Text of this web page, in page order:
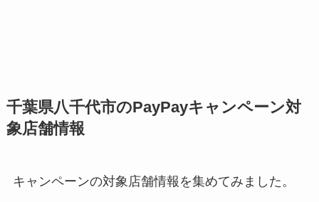
千葉県八千代市のPayPayキャンペーン対
象店舗情報
キャンペーンの対象店舗情報を集めてみました。